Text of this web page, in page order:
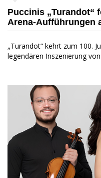
Puccinis „Turandot“
Arena-Aufführungen
„Turandot“ kehrt zum 100.
legendären Inszenierung